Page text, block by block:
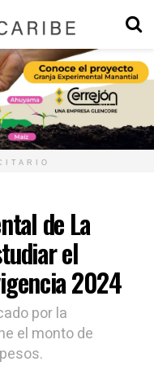
de La
el
2024
por la
el monto de